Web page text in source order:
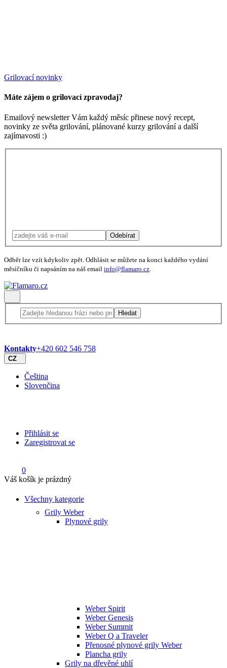
Grilovací novinky
Máte zájem o grilovací zpravodaj?
Emailový newsletter Vám každý měsíc přinese nový recept,
novinky ze světa grilování, plánované kurzy grilování a další
zajímavosti :)
Odebírat
Odběr lze vzít kdykoliv zpět. Odhlásit se můžete na konci každého vydání
měsíčníku či napsáním na náš email info@flamaro.cz.
Hledat
Kontakty+420 602 546 758
CZ
Čeština
Slovenčina
Přihlásit se
Zaregistrovat se
0
Váš košík je prázdný
Všechny kategorie
Grily Weber
Plynové grily
Weber Spirit
Weber Genesis
Weber Summit
Weber Q a Traveler
Přenosné plynové grily Weber
Plancha grily
Grily na dřevěné uhlí